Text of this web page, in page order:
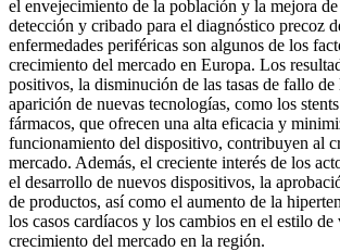
el envejecimiento de la población y la mejora de
detección y cribado para el diagnóstico precoz
enfermedades periféricas son algunos de los
crecimiento del mercado en Europa. Los
positivos, la disminución de las tasas de fallo
aparición de nuevas tecnologías, como los
fármacos, que ofrecen una alta eficacia y
funcionamiento del dispositivo, contribuyen al
mercado. Además, el creciente interés de los
el desarrollo de nuevos dispositivos, la
de productos, así como el aumento de la
los casos cardíacos y los cambios en el estilo
crecimiento del mercado en la región.